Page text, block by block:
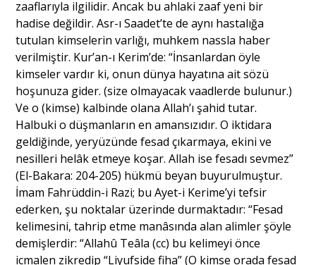
zaaflarıyla ilgilidir. Ancak bu ahlaki zaaf yeni bir
hadise değildir. Asr-ı Saadet’te de aynı hastalığa
tutulan kimselerin varlığı, muhkem nassla haber
verilmiştir. Kur’an-ı Kerim’de: “İnsanlardan öyle
kimseler vardır ki, onun dünya hayatına ait sözü
hoşunuza gider. (size olmayacak vaadlerde bulunur.)
Ve o (kimse) kalbinde olana Allah’ı şahid tutar.
Halbuki o düşmanların en amansızıdır. O iktidara
geldiğinde, yeryüzünde fesad çıkarmaya, ekini ve
nesilleri helâk etmeye koşar. Allah ise fesadı sevmez”
(El-Bakara: 204-205) hükmü beyan buyurulmuştur.
İmam Fahrüddin-i Razi; bu Ayet-i Kerime’yi tefsir
ederken, şu noktalar üzerinde durmaktadır: “Fesad
kelimesini, tahrip etme manâsında alan alimler şöyle
demişlerdir: “Allahû Teâla (cc) bu kelimeyi önce
icmalen zikredip “Liyufside fiha” (O kimse orada fesad